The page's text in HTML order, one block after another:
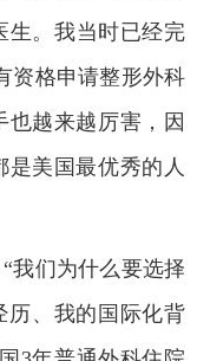
生。我当时已经完
资格申请整形外科
越来越厉害，因
美国最优秀的人
“我们为什么要选择
历、我的国际化背